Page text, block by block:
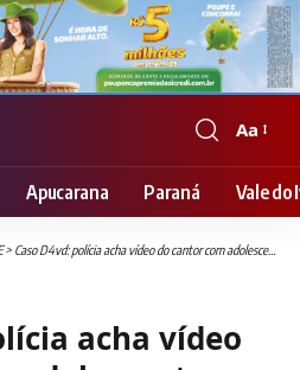
Font
Resizer
Aa
Apucarana Paraná Vale do
> Caso D4vd: polícia acha vídeo do cantor com adolescente encontrada morta em carro
acha vídeo